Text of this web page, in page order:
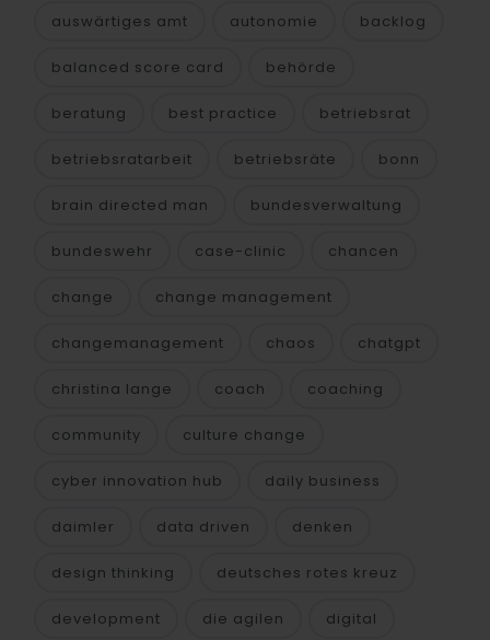
auswärtiges amt autonomie backlog
balanced score card behörde
beratung best practice betriebsrat
betriebsratarbeit betriebsräte bonn
brain directed man bundesverwaltung
bundeswehr case-clinic chancen
change change management
changemanagement chaos chatgpt
christina lange coach coaching
community culture change
cyber innovation hub daily business
daimler data driven denken
design thinking deutsches rotes kreuz
development die agilen digital